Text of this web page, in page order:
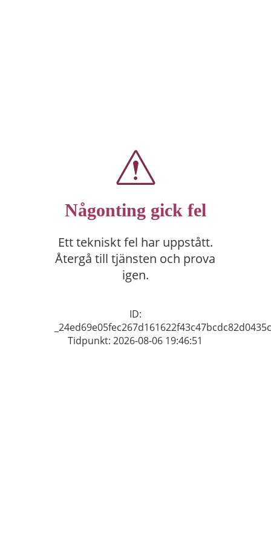
Någonting gick fel
Ett tekniskt fel har uppstått.
Återgå till tjänsten och prova
igen.
ID:
_24ed69e05fec267d161622f43c47bcdc82d0435c
Tidpunkt: 2026-08-06 19:46:51